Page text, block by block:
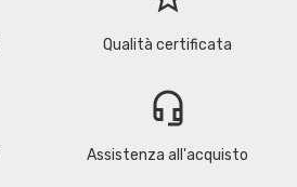
Qualità certificata
headset_mic
Assistenza all'acquisto